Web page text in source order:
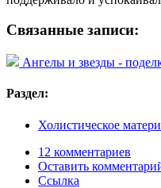
Связанные записи:
Ангелы и звезды -
Раздел:
Холистическое
12 комментариев
Оставить
Ссылка